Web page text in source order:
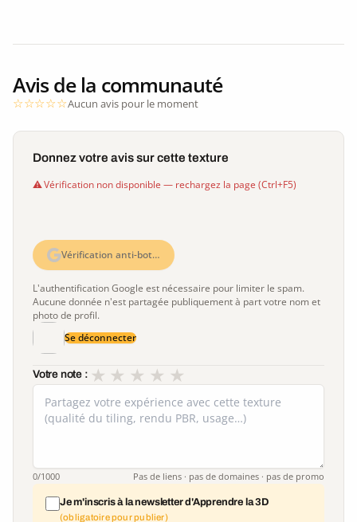
Avis de la communauté
Aucun avis pour le moment
Donnez votre avis sur cette texture
Vérification non disponible — rechargez la page (Ctrl+F5)
Vérification anti-bot…
L'authentification Google est nécessaire pour limiter le spam.
Aucune donnée n'est partagée publiquement à part votre nom et
photo de profil.
Se déconnecter
Votre note : ★
★
★
★
★
0/1000 Pas de liens · pas de domaines · pas de promo
Je m'inscris à la newsletter d'Apprendre la 3D
(obligatoire pour publier)